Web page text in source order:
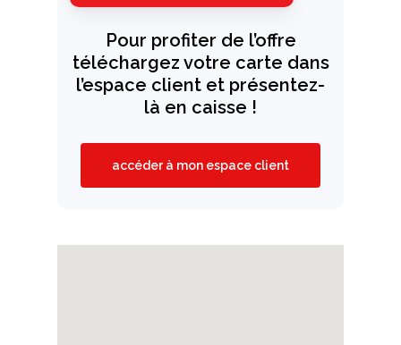
Pour profiter de l’offre
téléchargez votre carte dans
l’espace client et présentez-
là en caisse !
accéder à mon espace client